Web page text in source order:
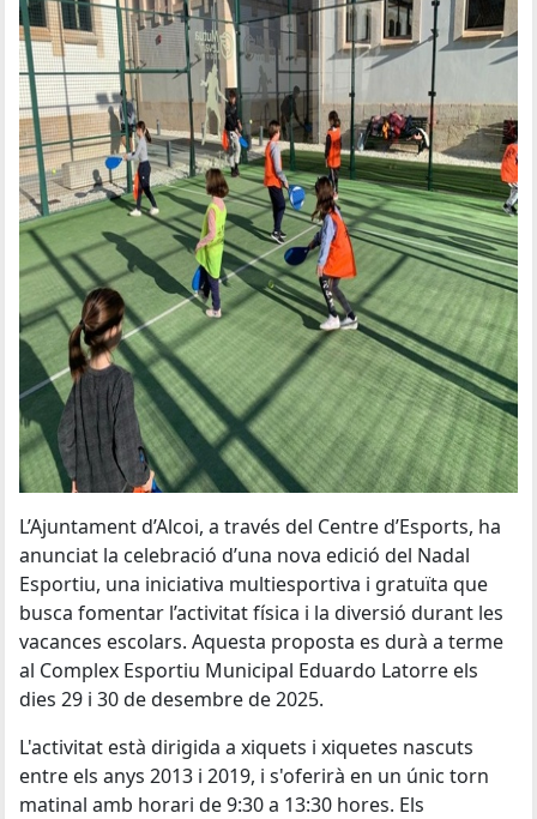
L’Ajuntament d’Alcoi, a través del Centre d’Esports, ha
anunciat la celebració d’una nova edició del Nadal
Esportiu, una iniciativa multiesportiva i gratuïta que
busca fomentar l’activitat física i la diversió durant les
vacances escolars. Aquesta proposta es durà a terme
al Complex Esportiu Municipal Eduardo Latorre els
dies 29 i 30 de desembre de 2025.
L'activitat està dirigida a xiquets i xiquetes nascuts
entre els anys 2013 i 2019, i s'oferirà en un únic torn
matinal amb horari de 9:30 a 13:30 hores. Els